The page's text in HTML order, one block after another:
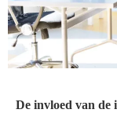
De invloed van de